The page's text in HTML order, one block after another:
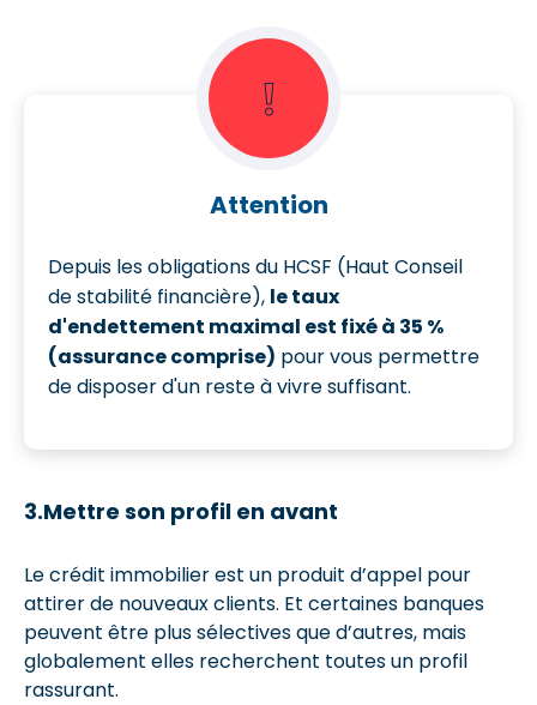
❕
Attention
Depuis les obligations du HCSF (Haut Conseil
de stabilité financière), le taux
d'endettement maximal est fixé à 35 %
(assurance comprise) pour vous permettre
de disposer d'un reste à vivre suffisant.
3.Mettre son profil en avant
Le crédit immobilier est un produit d’appel pour
attirer de nouveaux clients. Et certaines banques
peuvent être plus sélectives que d’autres, mais
globalement elles recherchent toutes un profil
rassurant.